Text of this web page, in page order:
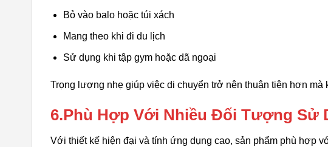
Bỏ vào balo hoặc túi xách
Mang theo khi đi du lịch
Sử dụng khi tập gym hoặc dã ngoại
Trọng lượng nhẹ giúp việc di chuyển trở nên thuận tiện hơn mà
6.Phù Hợp Với Nhiều Đối Tượng Sử
Với thiết kế hiện đại và tính ứng dụng cao, sản phẩm phù hợp